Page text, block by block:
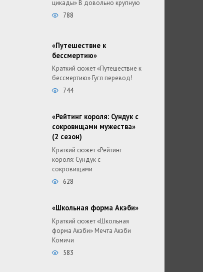
цикады» В довольно крупную
788
«Путешествие к
бессмертию»
Краткий сюжет «Путешествие к
бессмертию» Гугл перевод!
744
«Рейтинг короля: Сундук с
сокровищами мужества»
(2 сезон)
Краткий сюжет «Рейтинг
короля: Сундук с
сокровищами
628
«Школьная форма Акэби»
Краткий сюжет «Школьная
форма Акэби» Мечта Акэби
Комичи
583